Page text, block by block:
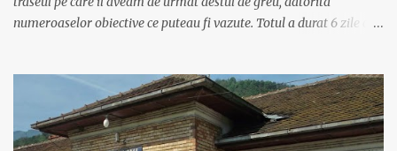
numeroaselor obiective ce puteau fi vazute. Totul a durat 6 zile ca
plecam decat cu masina dacilor, ce-i drept restilizata si
imbunatatita, denumita acum Dacia Logan. Ne-am inarmat cu 3-4
harti si cu un plan bine documentat de vreo 15 pagini (cine il vrea